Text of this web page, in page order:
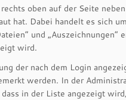
rechts oben auf der Seite
hat. Dabei handelt es sich
und „Auszeichnungen“
wird.
der nach dem Login
werden. In der
in der Liste angezeigt